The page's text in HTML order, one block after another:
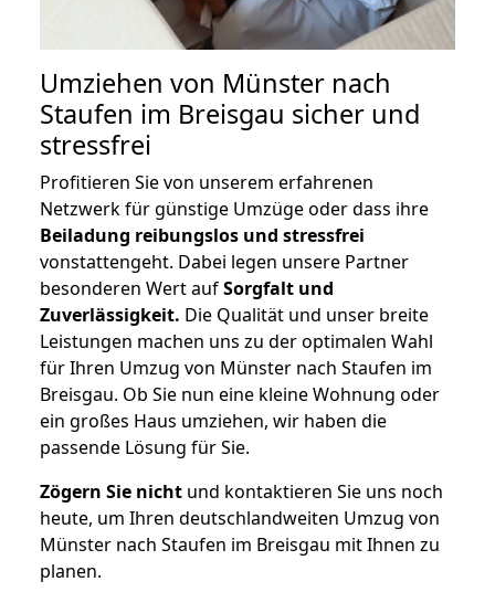
Umziehen von Münster nach
Staufen im Breisgau sicher und
stressfrei
Profitieren Sie von unserem erfahrenen
Netzwerk für günstige Umzüge oder dass ihre
Beiladung reibungslos und stressfrei
vonstattengeht. Dabei legen unsere Partner
besonderen Wert aufSorgfalt und
Zuverlässigkeit. Die Qualität und unser breite
Leistungen machen uns zu der optimalen Wahl
für Ihren Umzug von Münster nach Staufen im
Breisgau. Ob Sie nun eine kleine Wohnung oder
ein großes Haus umziehen, wir haben die
passende Lösung für Sie.
Zögern Sie nicht und kontaktieren Sie uns noch
heute, um Ihren deutschlandweiten Umzug von
Münster nach Staufen im Breisgau mit Ihnen zu
planen.